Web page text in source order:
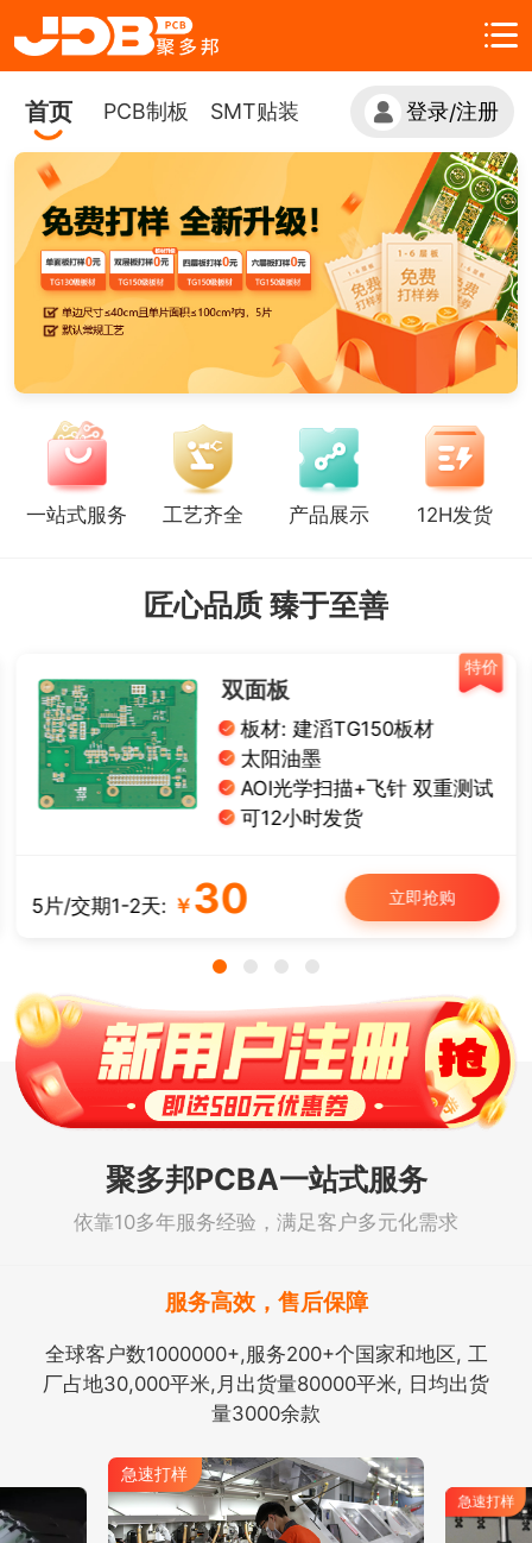
首页 PCB制板 SMT贴装 登录/注册
一站式服务 工艺齐全 产品展示 12H发货
匠心品质 臻于至善
特价
双面板
板材: 建滔TG150板材
太阳油墨
AOI光学扫描+飞针 双重测试
可12小时发货
5片/交期1-2天: ￥ 30 立即抢购
聚多邦PCBA一站式服务
依靠10多年服务经验，满足客户多元化需求
服务高效，售后保障
全球客户数1000000+,服务200+个国家和地区, 工
厂占地30,000平米,月出货量80000平米, 日均出货
量3000余款
急速打样
急速打样